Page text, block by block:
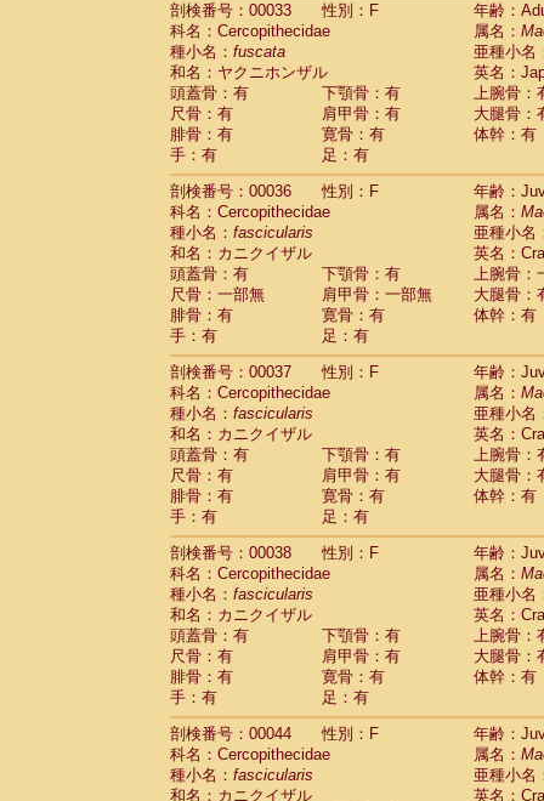
CercopithecidaeMacaca arctoides(3)
Cercopithecidae Macaca assamensis
Cercopithecidae
Macaca
CercopithecidaeMacaca cyclopis (17)
CercopithecidaeMacaca fascicularis
CercopithecidaeMacaca fuscaca
CercopithecidaeMacaca fuscata
CercopithecidaeMacaca fuscata
CercopithecidaeMacaca maura(3)
Cercopithecidae Macaca mulatta(56)
Cercopithecidae Macaca nemestrina(3)
Cercopithecidae Macaca nigra(0)
CercopithecidaeMacaca radiata(27)
CercopithecidaeMacaca silenus(0)
CercopithecidaeMacaca sinica (1)
CercopithecidaeMacaca sylvanus
CercopithecidaeMacaca thibetana (0)
Cercopithecidae Macaca tonkeana (0)
Cercopithecidae hybrid(1)
Cercopithecidae (0)
CercopithecidaeAllenopithecus
CercopithecidaeCercopithecus
CercopithecidaeCercopithecus
CercopithecidaeCercopithecus
CercopithecidaeCercopithecus diana
CercopithecidaeCercopithecus
Cercopithecidae
Cercopithecus
Cercopithecidae
Cercopithecus mitis
CercopithecidaeCercopithecus mitis
CercopithecidaeCercopithecus mitis
CercopithecidaeCercopithecus mona
CercopithecidaeCercopithecus
CercopithecidaeCercopithecus
CercopithecidaeCercopithecus
Cercopithecidae
Cercopithecusspp.(0)
Cercopithecidae
Chlorocebus
剖検番号：00033
性別：F
年齢：
科名：Cercopithecidae
属名：
種小名： fuscata
亜種小名
和名：ヤクニホンザル
英名：
頭蓋骨：有
下顎骨：有
上腕骨：
尺骨：有
肩甲骨：有
大腿骨：
腓骨：有
寛骨：有
体幹：有
手：有
足：有
剖検番号：00036
性別：F
年齢：
科名：Cercopithecidae
属名：
種小名： fascicularis
亜種小名
和名：カニクイザル
英名：
頭蓋骨：有
下顎骨：有
上腕骨：
尺骨：一部無
肩甲骨：一部無
大腿骨：
腓骨：有
寛骨：有
体幹：有
手：有
足：有
剖検番号：00037
性別：F
年齢：
科名：Cercopithecidae
属名：
種小名： fascicularis
亜種小名
和名：カニクイザル
英名：
頭蓋骨：有
下顎骨：有
上腕骨：
尺骨：有
肩甲骨：有
大腿骨：
腓骨：有
寛骨：有
体幹：有
手：有
足：有
剖検番号：00038
性別：F
年齢：
科名：Cercopithecidae
属名：
種小名： fascicularis
亜種小名
和名：カニクイザル
英名：
頭蓋骨：有
下顎骨：有
上腕骨：
尺骨：有
肩甲骨：有
大腿骨：
腓骨：有
寛骨：有
体幹：有
手：有
足：有
剖検番号：00044
性別：F
年齢：
科名：Cercopithecidae
属名：
種小名： fascicularis
亜種小名
和名：カニクイザル
英名：